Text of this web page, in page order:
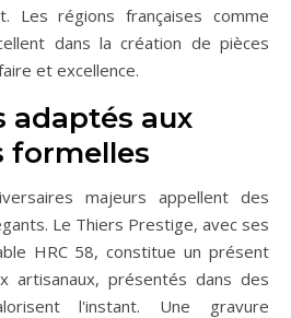
Les régions françaises comme
dans la création de pièces
et excellence.
adaptés aux
formelles
majeurs appellent des
Le Thiers Prestige, avec ses
HRC 58, constitue un présent
artisanaux, présentés dans des
l'instant. Une gravure